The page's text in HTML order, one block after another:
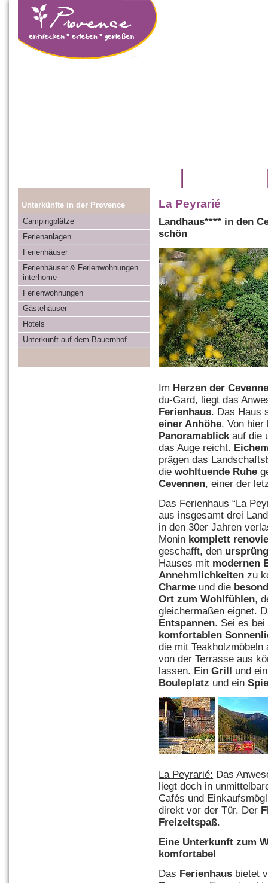
Unterkünfte in der Provence
Campingplätze
Ferienanlagen
Ferienhäuser
Ferienhäuser & Ferienwohnungen
interhome
Ferienwohnungen
Gästehäuser
Hotels
Unterkunft auf dem Bauernhof
La Peyrarié
Landhaus**** in den
schön
Im Herzen der
du-Gard, liegt das
Ferienhaus. Das Haus
einer Anhöhe. Von
Panoramablickauf die
das Auge reicht.
prägen das
diewohltuende Ruhe
Cevennen, einer der
Das Ferienhaus “La
aus insgesamt drei
in den 30er Jahren
Monin komplett
geschafft, den
Hauses mit modernen
Annehmlichkeiten zu
Charme und die
Ort zum Wohlfühlen,
gleichermaßen eignet.
Entspannen. Sei es
komfortablenSonnenl
die mit
von der Terrasse aus
lassen. EinGrill und
Bouleplatz und ein
La Peyrarié: Das
liegt doch in
Cafés und
direkt vor der Tür. Der
Freizeitspaß.
Eine Unterkunft zum
komfortabel
Das Ferienhaus bietet